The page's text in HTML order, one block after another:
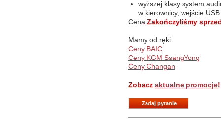
wyższej klasy system
w kierownicy, wejście USB
Cena Zakończyliśmy
Mamy od ręki:
Ceny BAIC
Ceny KGM SsangYong
Ceny Changan
Zobacz aktualne promocje!
Zadaj pytanie